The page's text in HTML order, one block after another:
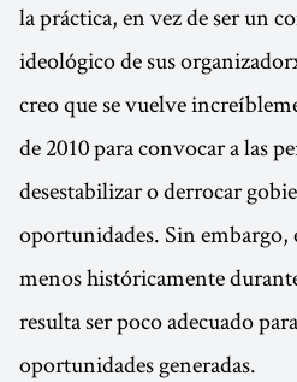
la práctica, en vez de ser un
ideológico de sus
creo que se vuelve
de 2010 para convocar a las
desestabilizar o derrocar
oportunidades. Sin embargo,
menos históricamente
resulta ser poco adecuado
oportunidades generadas.